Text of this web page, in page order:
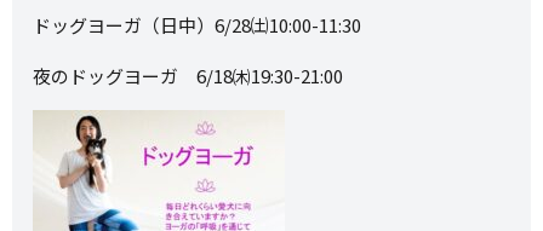
ドッグヨーガ（日中）6/28㈯10:00-11:30
夜のドッグヨーガ 6/18㈭19:30-21:00